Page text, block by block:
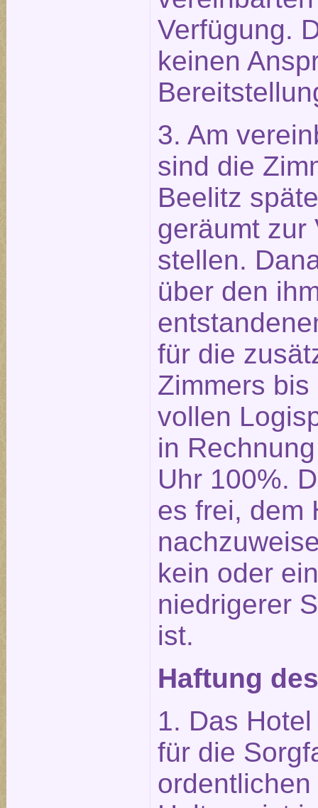
Verfügung.
keinen
3. Am
sind die
Beelitz
geräumt zur
stellen.
über den
für die
Zimmers
vollen
in
Uhr 100%.
es frei, dem
kein oder
niedrigerer
ist.
Haftung
1. Das
für die